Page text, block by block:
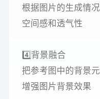
根据图片的生成情
空间感和透气性
4️⃣背景融合
把参考图中的背景
增强图片背景效果